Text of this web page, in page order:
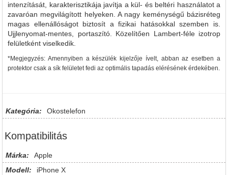
intenzítását, karakterisztikája javítja a kül- és beltéri használatot a
zavaróan megvilágított helyeken. A nagy keménységű bázisréteg
magas ellenállóságot biztosít a fizikai hatásokkal szemben is.
Ujjlenyomat-mentes, portaszító. Közelítően Lambert-féle izotrop
felületként viselkedik.
*Megjegyzés: Amennyiben a készülék kijelzője ívelt, abban az esetben a
protektor csak a sík felületet fedi az optimális tapadás elérésének érdekében.
Kategória: Okostelefon
Kompatibilitás
Márka:
Apple
Modell:
iPhone X